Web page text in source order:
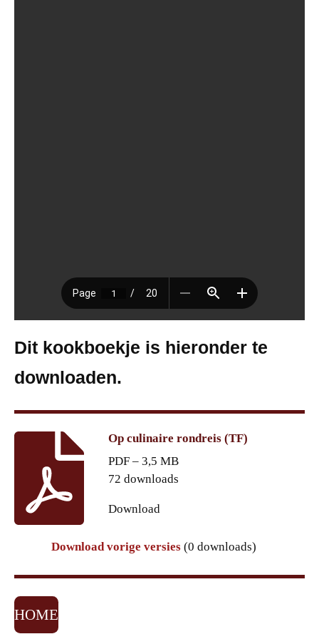
Dit kookboekje is hieronder te
downloaden.
Op culinaire rondreis (TF)
PDF – 3,5 MB
72 downloads
Download
Download vorige versies (0 downloads)
HOME